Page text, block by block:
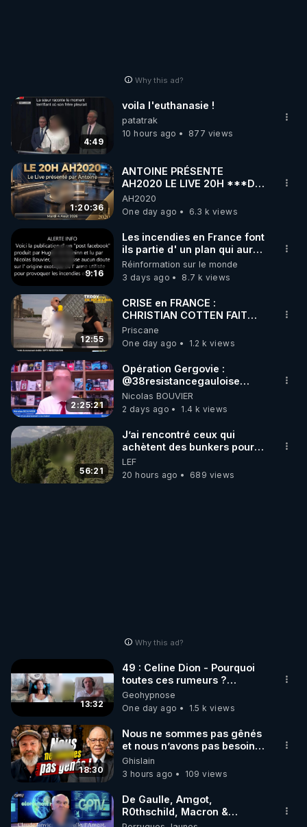
Why this ad?
4:49
voila l'euthanasie !
patatrak
10 hours ago
877 views
1:20:36
ANTOINE PRÉSENTE
AH2020 LE LIVE 20H ***DU
04/08/2026*** 📷LE
GRAND RÉVEIL EST EN
MARCHE 📷
AH2020
One day ago
6.3 k views
9:16
Les incendies en France font
ils partie d' un plan qui aurait
débuté le 11 septembre 2001
?
Réinformation sur le monde
3 days ago
8.7 k views
12:55
CRISE en FRANCE :
CHRISTIAN COTTEN FAIT
une étrange découverte
Priscane
One day ago
1.2 k views
2:25:21
Opération Gergovie :
‪@38resistancegauloise‬
‪@MarionSigautOfficiel‬
‪@gladysriifard5710‬ Laëtitia
Nicolas BOUVIER
2 days ago
1.4 k views
56:21
J’ai rencontré ceux qui
achètent des bunkers pour
survivre à la fin du monde
LEF
20 hours ago
689 views
Why this ad?
13:32
49 : Celine Dion - Pourquoi
toutes ces rumeurs ?
Enquête sous hypnose
Geohypnose
One day ago
1.5 k views
18:30
Nous ne sommes pas gênés
et nous n’avons pas besoin
de nous excuser ! #jw
#jehovah #collegecentral
Ghislain
3 hours ago
109 views
De Gaulle, Amgot,
R0thschild, Macron &
Pompidou… Macron Claude